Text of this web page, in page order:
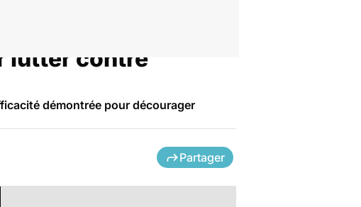
lutter contre
démontrée pour décourager
Partager